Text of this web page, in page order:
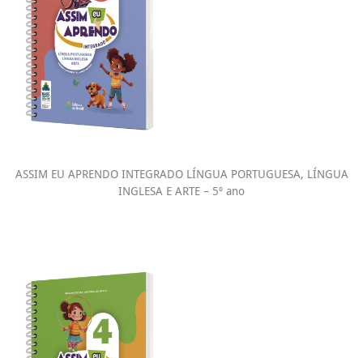
ASSIM EU APRENDO INTEGRADO LÍNGUA PORTUGUESA, LÍNGUA
INGLESA E ARTE – 5º ano